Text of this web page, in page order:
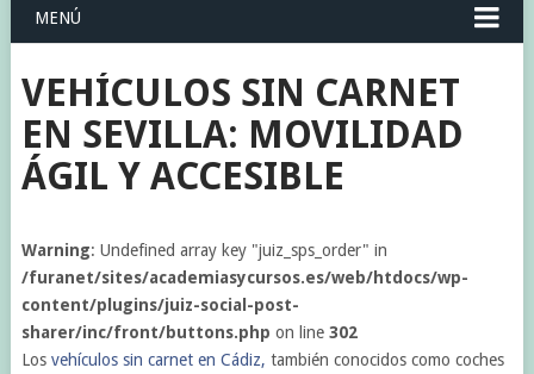
MENÚ
VEHÍCULOS SIN CARNET
EN SEVILLA: MOVILIDAD
ÁGIL Y ACCESIBLE
Warning: Undefined array key "juiz_sps_order" in
/furanet/sites/academiasycursos.es/web/htdocs/wp-
content/plugins/juiz-social-post-
sharer/inc/front/buttons.php on line 302
Los vehículos sin carnet en Cádiz, también conocidos como coches